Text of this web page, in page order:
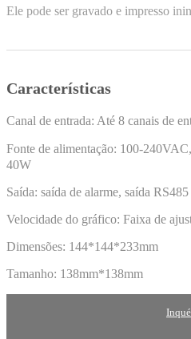
Ele pode ser gravado e impresso
Características
Canal de entrada: Até 8 canais de
Fonte de alimentação: 100-
40W
Saída: saída de alarme, saída RS485
Velocidade do gráfico: Faixa de
Dimensões: 144*144*233mm
Tamanho: 138mm*138mm